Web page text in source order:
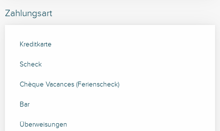
Zahlungsart
Kreditkarte
Scheck
Chèque Vacances (Ferienscheck)
Bar
Überweisungen